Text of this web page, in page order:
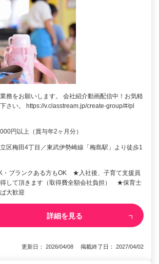
務をお願いします。 会社紹介動画配信中！お気軽
さい。 https://v.classtream.jp/create-group/#/pl
円以上（賞与年2ヶ月分）
区梅田4丁目／東武伊勢崎線「梅島駅」より徒歩1
・ブランクある方もOK ★入社後、子育て支援員
して頂きます（取得費全額会社負担） ★保育士
大歓迎
詳細を見る
更新日： 2026/04/08 掲載終了日： 2027/04/02